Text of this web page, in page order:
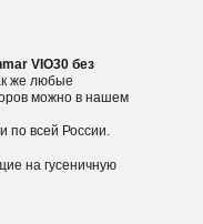
VIO30 без
же любые
можно в нашем
по всей России.
на гусеничную